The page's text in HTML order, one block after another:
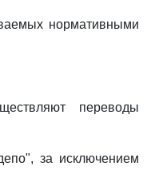
нормативными
переводы
за исключением